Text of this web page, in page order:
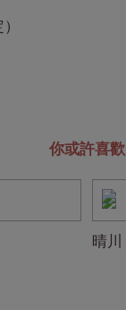
你或許喜歡
晴川